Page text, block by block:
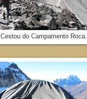
Cestou do Campamento Roca.